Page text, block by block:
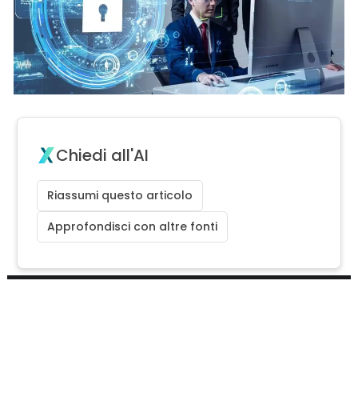
Chiedi all'AI
Riassumi questo articolo
Approfondisci con altre fonti